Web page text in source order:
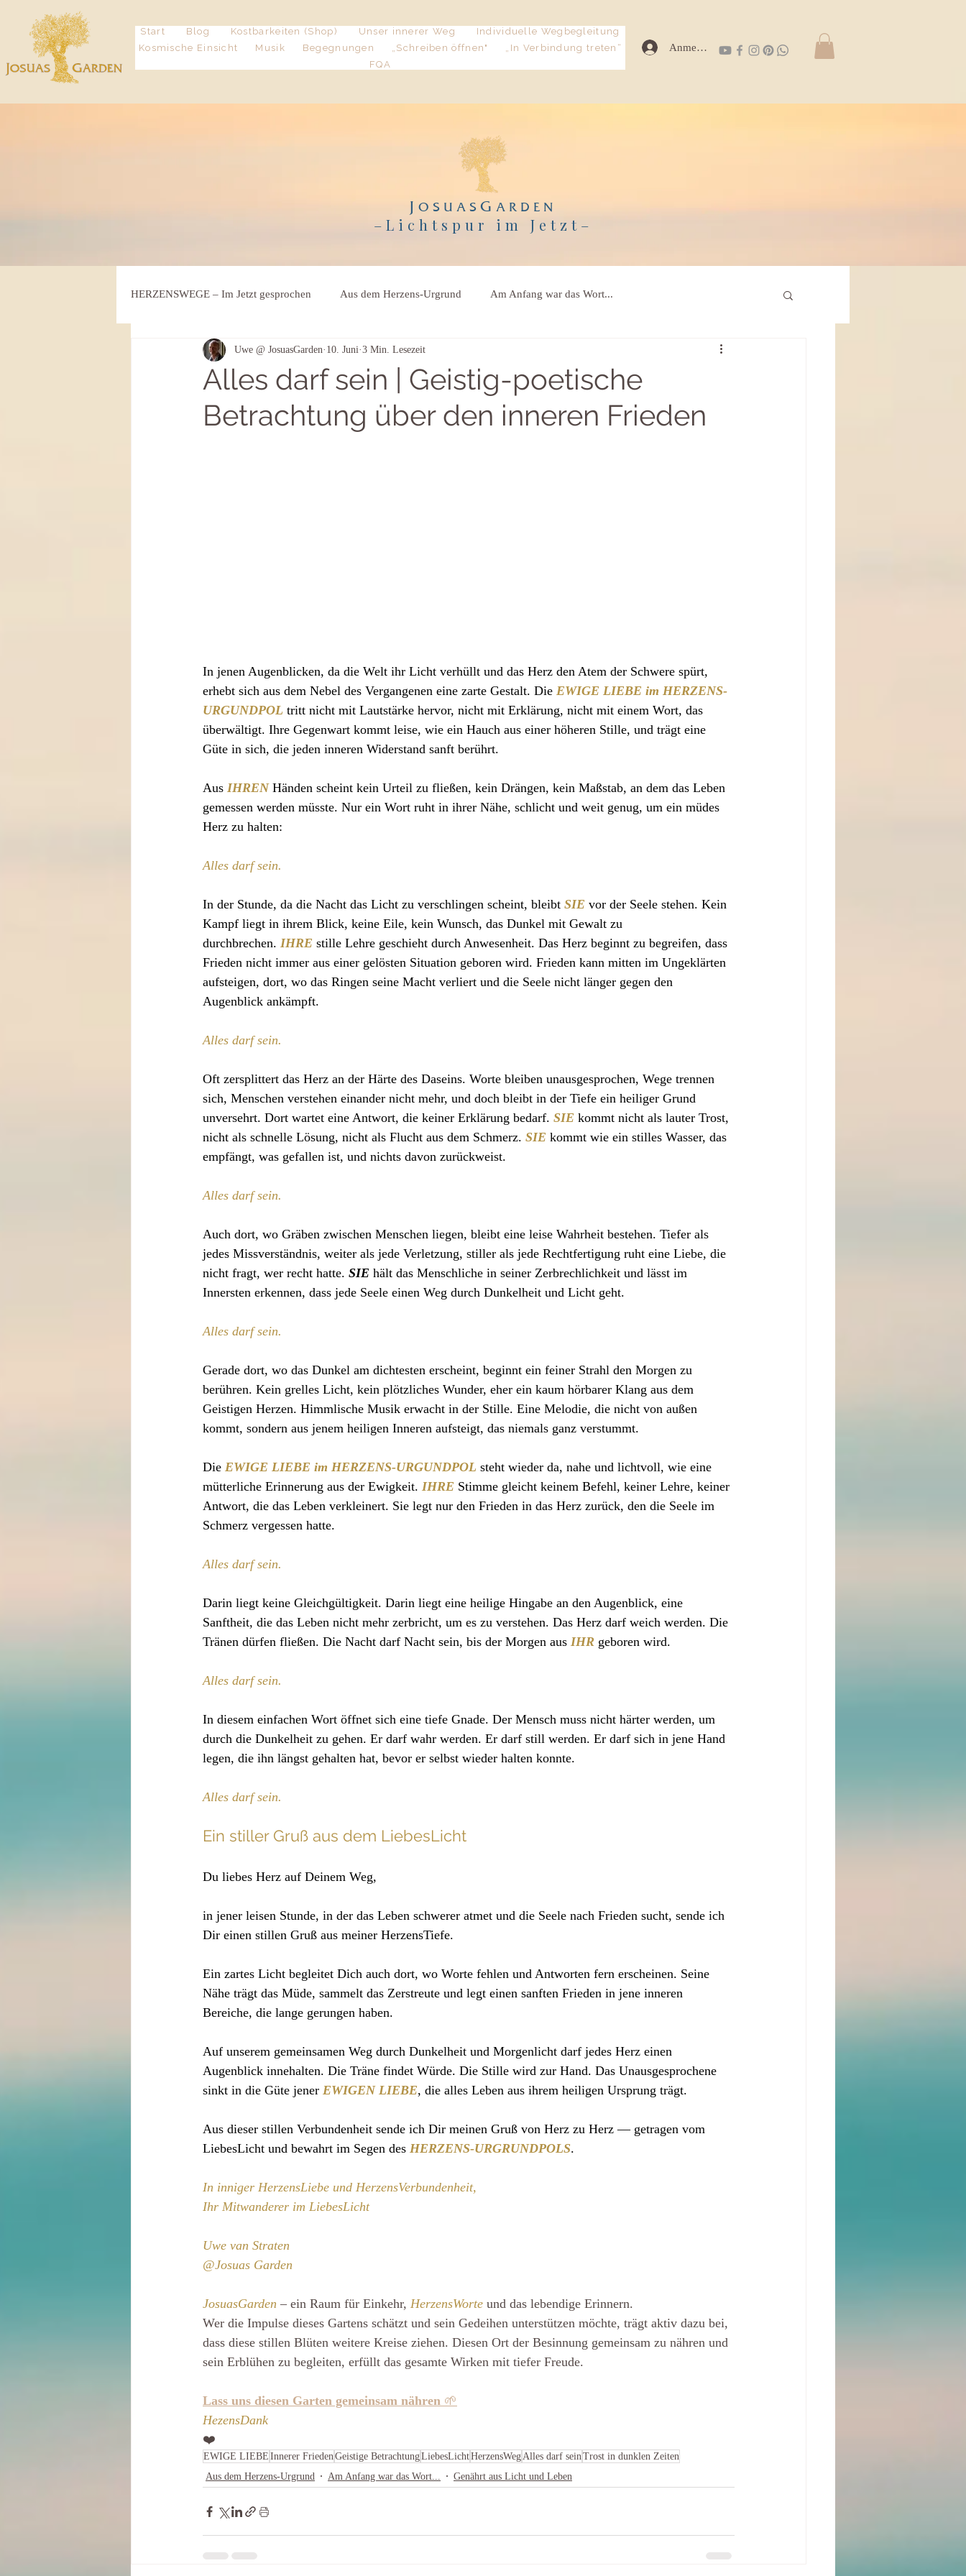
Start Blog Kostbarkeiten (Shop) Unser innerer Weg
Individuelle Wegbegleitung
Kosmische Einsicht
Musik Begegnungen „Schreiben öffnen"
„In Verbindung treten“
FQA
Anmelden
J OSUAS G ARDEN
–Lichtspur im Jetzt –
HERZENSWEGE – Im Jetzt gesprochen Aus dem Herzens-Urgrund Am Anfang war das Wort...
Genährt aus Licht und Leben Aus dem Strom der Sterne Gedanken zu Gast
Alles darf sein | Geistig-poetische
Betrachtung über den inneren Frieden
Uwe @ JosuasGarden 10. Juni 3 Min. Lesezeit
In jenen Augenblicken, da die Welt ihr Licht verhüllt und das Herz den Atem der Schwere spürt,
erhebt sich aus dem Nebel des Vergangenen eine zarte Gestalt. Die EWIGE LIEBE im HERZENS-
URGUNDPOL tritt nicht mit Lautstärke hervor, nicht mit Erklärung, nicht mit einem Wort, das
überwältigt. Ihre Gegenwart kommt leise, wie ein Hauch aus einer höheren Stille, und trägt eine
Güte in sich, die jeden inneren Widerstand sanft berührt.
Aus IHREN Händen scheint kein Urteil zu fließen, kein Drängen, kein Maßstab, an dem das Leben
gemessen werden müsste. Nur ein Wort ruht in ihrer Nähe, schlicht und weit genug, um ein müdes
Herz zu halten:
Alles darf sein.
In der Stunde, da die Nacht das Licht zu verschlingen scheint, bleibt SIE vor der Seele stehen. Kein
Kampf liegt in ihrem Blick, keine Eile, kein Wunsch, das Dunkel mit Gewalt zu
durchbrechen. IHRE stille Lehre geschieht durch Anwesenheit. Das Herz beginnt zu begreifen, dass
Frieden nicht immer aus einer gelösten Situation geboren wird. Frieden kann mitten im Ungeklärten
aufsteigen, dort, wo das Ringen seine Macht verliert und die Seele nicht länger gegen den
Augenblick ankämpft.
Alles darf sein.
Oft zersplittert das Herz an der Härte des Daseins. Worte bleiben unausgesprochen, Wege trennen
sich, Menschen verstehen einander nicht mehr, und doch bleibt in der Tiefe ein heiliger Grund
unversehrt. Dort wartet eine Antwort, die keiner Erklärung bedarf. SIE kommt nicht als lauter Trost,
nicht als schnelle Lösung, nicht als Flucht aus dem Schmerz. SIE kommt wie ein stilles Wasser, das
empfängt, was gefallen ist, und nichts davon zurückweist.
Alles darf sein.
Auch dort, wo Gräben zwischen Menschen liegen, bleibt eine leise Wahrheit bestehen. Tiefer als
jedes Missverständnis, weiter als jede Verletzung, stiller als jede Rechtfertigung ruht eine Liebe, die
nicht fragt, wer recht hatte. SIE hält das Menschliche in seiner Zerbrechlichkeit und lässt im
Innersten erkennen, dass jede Seele einen Weg durch Dunkelheit und Licht geht.
Alles darf sein.
Gerade dort, wo das Dunkel am dichtesten erscheint, beginnt ein feiner Strahl den Morgen zu
berühren. Kein grelles Licht, kein plötzliches Wunder, eher ein kaum hörbarer Klang aus dem
Geistigen Herzen. Himmlische Musik erwacht in der Stille. Eine Melodie, die nicht von außen
kommt, sondern aus jenem heiligen Inneren aufsteigt, das niemals ganz verstummt.
Die EWIGE LIEBE im HERZENS-URGUNDPOL steht wieder da, nahe und lichtvoll, wie eine
mütterliche Erinnerung aus der Ewigkeit. IHRE Stimme gleicht keinem Befehl, keiner Lehre, keiner
Antwort, die das Leben verkleinert. Sie legt nur den Frieden in das Herz zurück, den die Seele im
Schmerz vergessen hatte.
Alles darf sein.
Darin liegt keine Gleichgültigkeit. Darin liegt eine heilige Hingabe an den Augenblick, eine
Sanftheit, die das Leben nicht mehr zerbricht, um es zu verstehen. Das Herz darf weich werden. Die
Tränen dürfen fließen. Die Nacht darf Nacht sein, bis der Morgen aus IHR geboren wird.
Alles darf sein.
In diesem einfachen Wort öffnet sich eine tiefe Gnade. Der Mensch muss nicht härter werden, um
durch die Dunkelheit zu gehen. Er darf wahr werden. Er darf still werden. Er darf sich in jene Hand
legen, die ihn längst gehalten hat, bevor er selbst wieder halten konnte.
Alles darf sein.
Ein stiller Gruß aus dem LiebesLicht
Du liebes Herz auf Deinem Weg,
in jener leisen Stunde, in der das Leben schwerer atmet und die Seele nach Frieden sucht, sende ich
Dir einen stillen Gruß aus meiner HerzensTiefe.
Ein zartes Licht begleitet Dich auch dort, wo Worte fehlen und Antworten fern erscheinen. Seine
Nähe trägt das Müde, sammelt das Zerstreute und legt einen sanften Frieden in jene inneren
Bereiche, die lange gerungen haben.
Auf unserem gemeinsamen Weg durch Dunkelheit und Morgenlicht darf jedes Herz einen
Augenblick innehalten. Die Träne findet Würde. Die Stille wird zur Hand. Das Unausgesprochene
sinkt in die Güte jener EWIGEN LIEBE, die alles Leben aus ihrem heiligen Ursprung trägt.
Aus dieser stillen Verbundenheit sende ich Dir meinen Gruß von Herz zu Herz — getragen vom
LiebesLicht und bewahrt im Segen des HERZENS-URGRUNDPOLS.
In inniger HerzensLiebe und HerzensVerbundenheit,
Ihr Mitwanderer im LiebesLicht
Uwe van Straten
@Josuas Garden
JosuasGarden – ein Raum für Einkehr, HerzensWorte und das lebendige Erinnern.
Wer die Impulse dieses Gartens schätzt und sein Gedeihen unterstützen möchte, trägt aktiv dazu bei,
dass diese stillen Blüten weitere Kreise ziehen. Diesen Ort der Besinnung gemeinsam zu nähren und
sein Erblühen zu begleiten, erfüllt das gesamte Wirken mit tiefer Freude.
Lass uns diesen Garten gemeinsam nähren 🌱
HezensDank
❤️
EWIGE LIEBE Innerer FriedenGeistige BetrachtungLiebesLichtHerzensWegAlles darf seinTrost in dunklen Zeiten
Aus dem Herzens-Urgrund
Am Anfang war das Wort... Genährt aus Licht und Leben